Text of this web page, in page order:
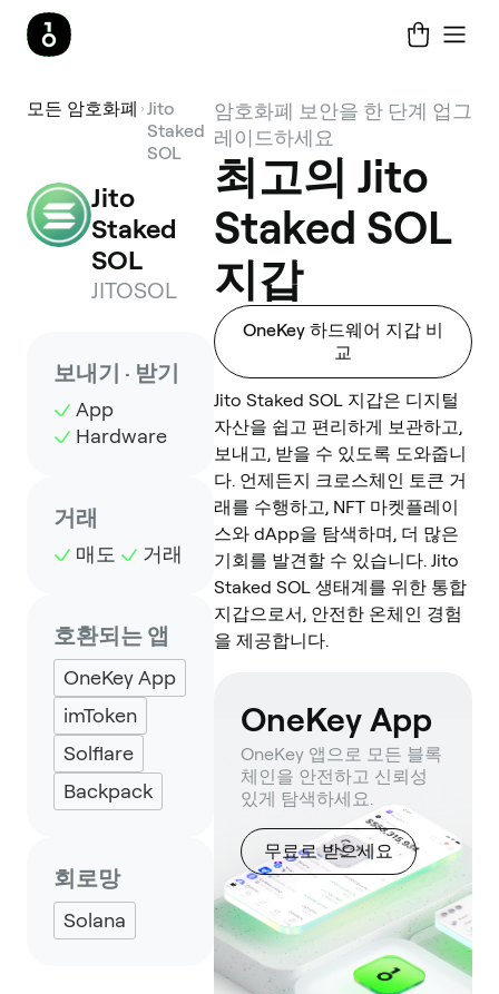
모든 암호화폐 Jito
Staked
SOL
Jito
Staked
SOL
JITOSOL
보내기 · 받기
App
Hardware
거래
매도 거래
호환되는 앱
OneKey App
imToken
Solflare
Backpack
회로망
Solana
암호화폐 보안을 한 단계 업그
레이드하세요
최고의 Jito
Staked SOL
지갑
OneKey 하드웨어 지갑 비
교
Jito Staked SOL 지갑은 디지털
자산을 쉽고 편리하게 보관하고,
보내고, 받을 수 있도록 도와줍니
다. 언제든지 크로스체인 토큰 거
래를 수행하고, NFT 마켓플레이
스와 dApp을 탐색하며, 더 많은
기회를 발견할 수 있습니다. Jito
Staked SOL 생태계를 위한 통합
지갑으로서, 안전한 온체인 경험
을 제공합니다.
OneKey App
OneKey 앱으로 모든 블록
체인을 안전하고 신뢰성
있게 탐색하세요.
무료로 받으세요